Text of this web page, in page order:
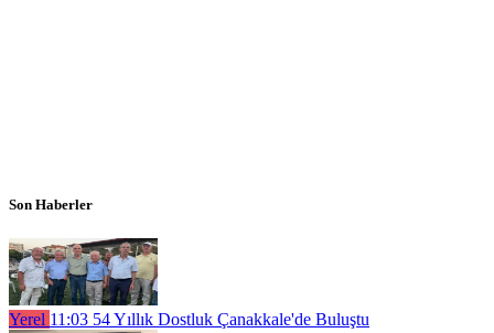
Son Haberler
Yerel 11:03 54 Yıllık Dostluk Çanakkale'de Buluştu